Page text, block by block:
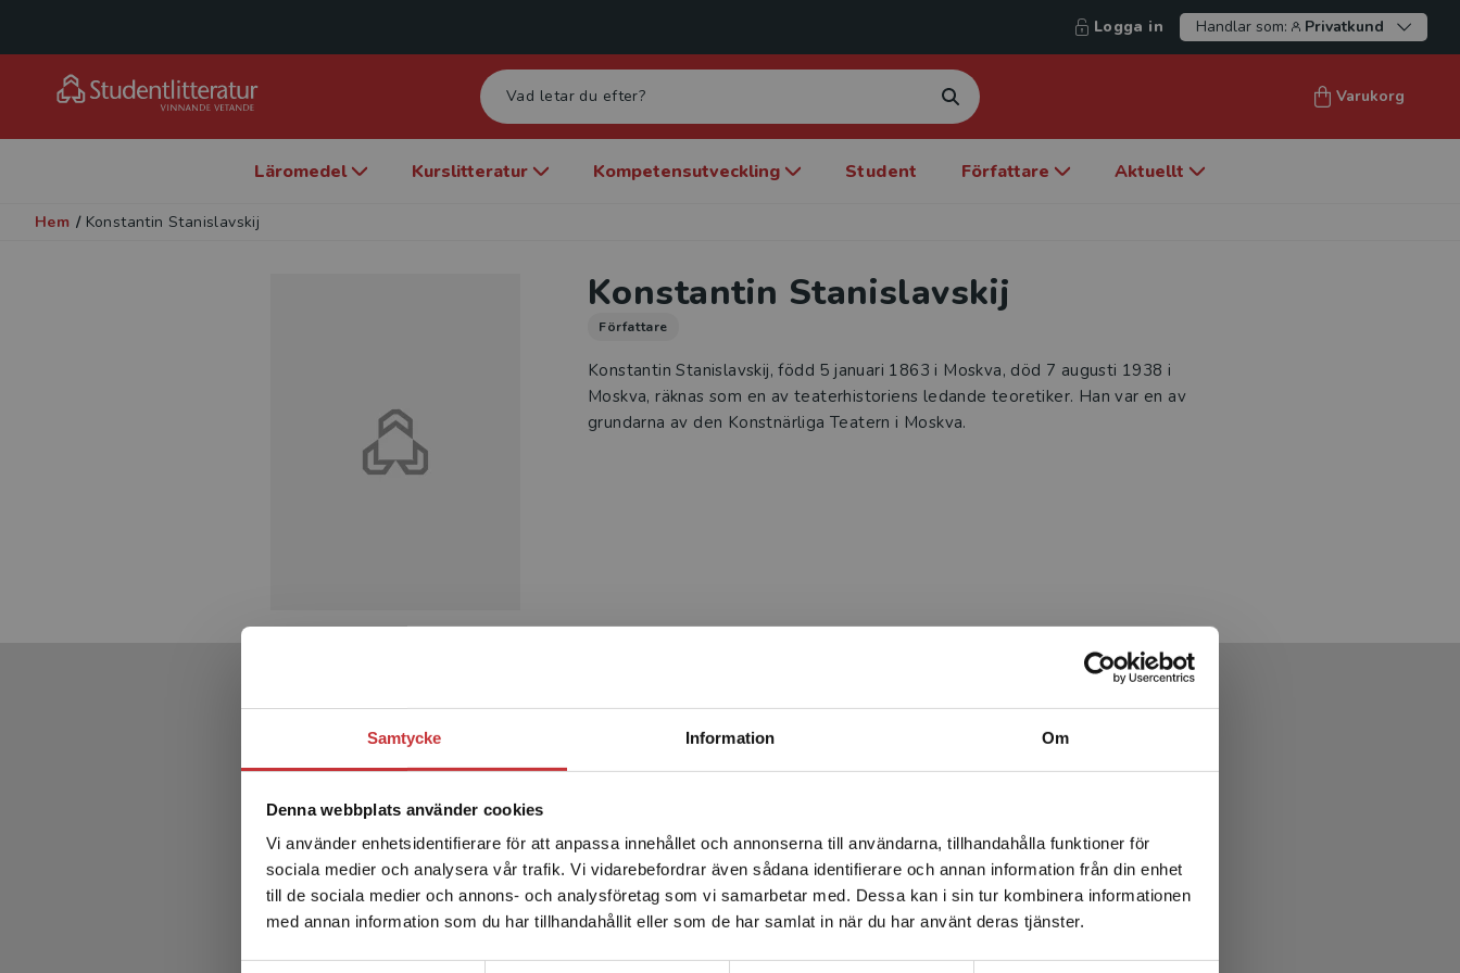
Samtycke Information Om
Denna webbplats använder cookies
Vi använder enhetsidentifierare för att anpassa innehållet och annonserna till användarna, tillhandahålla funktioner för
sociala medier och analysera vår trafik. Vi vidarebefordrar även sådana identifierare och annan information från din enhet
till de sociala medier och annons- och analysföretag som vi samarbetar med. Dessa kan i sin tur kombinera informationen
med annan information som du har tillhandahållit eller som de har samlat in när du har använt deras tjänster.
Begränsad fraktregion
Det verkar som att du besöker studentlitteratur.se via en
enhet utanför Sverige. Vi erbjuder inte leveranser utanför
Sverige. För att kunna slutföra ett köp måste
leveransadressen vara i Sverige.Läs mer
Logga in Handlar som: Privatkund
Varukorg
Läromedel Kurslitteratur Kompetensutveckling Student Författare Aktuellt
Hem / Konstantin Stanislavskij
Konstantin Stanislavskij
Författare
Konstantin Stanislavskij, född 5 januari 1863 i Moskva, död 7 augusti 1938 i
Moskva, räknas som en av teaterhistoriens ledande teoretiker. Han var en av
grundarna av den Konstnärliga Teatern i Moskva.
Produkter